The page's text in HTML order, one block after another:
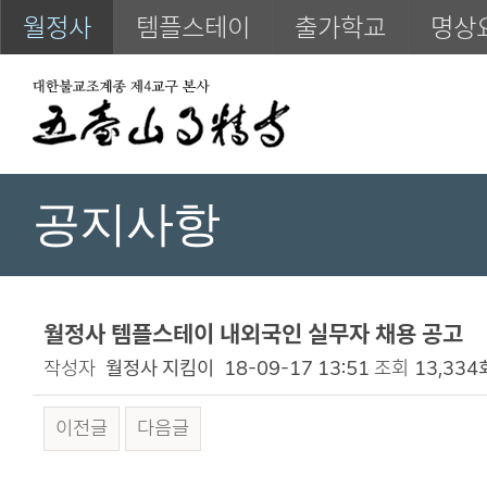
월정사 템플스테이 출가학교 명상
공지사항
월정사 템플스테이 내외국인 실무자 채용 공고
작성자 월정사 지킴이 18-09-17 13:51 조회 13,334
이전글 다음글